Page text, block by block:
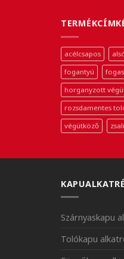
acélcsapos
fogantyú
horganyzott
rozsdamentes
végütköző
Szárnyaskapu
Tolókapu